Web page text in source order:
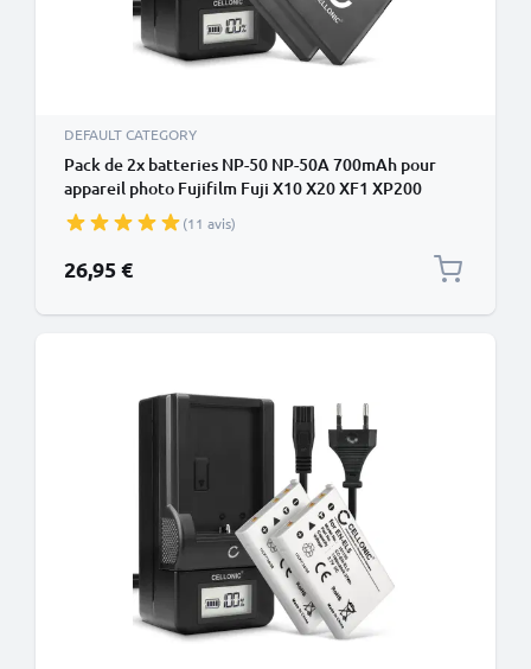
DEFAULT CATEGORY
Pack de 2x batteries NP-50 NP-50A 700mAh pour
appareil photo Fujifilm Fuji X10 X20 XF1 XP200
XP150 XP100 Instax SQ10 Instax Share SP-3 F100ER
F550EXR F600EXR - Avec chargeur et câble
d'alimentation
(11 avis)
26,95 €